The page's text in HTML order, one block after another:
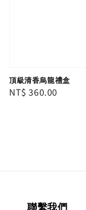
頂級清香烏龍禮盒
Regular
NT$ 360.00
聯繫我們